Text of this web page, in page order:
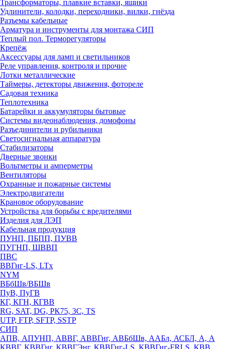
Трансформаторы, плавкие вставки, ящики
Удлинители, колодки, переходники, вилки, гнёзда
Разъемы кабельные
Арматура и инструменты для монтажа СИП
Теплый пол. Терморегуляторы
Крепёж
Аксессуары для ламп и светильников
Реле управления, контроля и прочие
Лотки металлические
Таймеры, детекторы движения, фотореле
Садовая техника
Теплотехника
Батарейки и аккумуляторы бытовые
Системы видеонаблюдения, домофоны
Разъединители и рубильники
Светосигнальная аппаратура
Стабилизаторы
Дверные звонки
Вольтметры и амперметры
Вентиляторы
Охранные и пожарные системы
Электродвигатели
Крановое оборудование
Устройства для борьбы с вредителями
Изделия для ЛЭП
Кабельная продукция
ПУНП, ПБПП, ПУВВ
ПУГНП, ШВВП
ПВС
ВВГнг-LS, LTx
NYM
ВБбШв/ВБШв
ПуВ, ПуГВ
КГ, КГН, КГВВ
RG, SAT, DG, РК75, 3С, TS
UTP, FTP, SFTP, SSTP
СИП
АПВ, АПУНП, АВВГ, АВВГнг, АВБбШв, ААБл, АСБЛ, А, А
КВВГ, КВВГнг, КВВГЭнг, КВВГнг-LS, КВВГнг-FRLS, КВВ